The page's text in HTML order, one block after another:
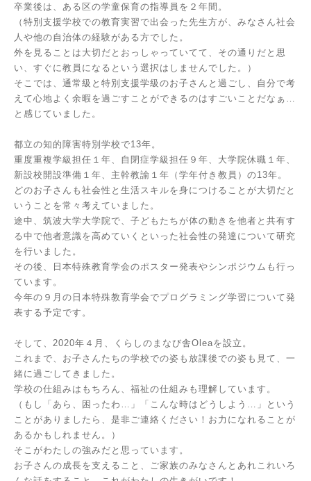
卒業後は、ある区の学童保育の指導員を２年間。
（特別支援学校での教育実習で出会った先生方が、みなさん社会
人や他の自治体の経験がある方でした。
外を見ることは大切だとおっしゃっていてて、その通りだと思
い、すぐに教員になるという選択はしませんでした。）
そこでは、通常級と特別支援学級のお子さんと過ごし、自分で考
えて心地よく余暇を過ごすことができるのはすごいことだなぁ…
と感じていました。
都立の知的障害特別学校で13年。
重度重複学級担任１年、自閉症学級担任９年、大学院休職１年、
新設校開設準備１年、主幹教諭１年（学年付き教員）の13年。
どのお子さんも社会性と生活スキルを身につけることが大切だと
いうことを常々考えていました。
途中、筑波大学大学院で、子どもたちが体の動きを他者と共有す
る中で他者意識を高めていくといった社会性の発達について研究
を行いました。
その後、日本特殊教育学会のポスター発表やシンポジウムも行っ
ています。
今年の９月の日本特殊教育学会でプログラミング学習について発
表する予定です。
そして、2020年４月、くらしのまなび舎Oleaを設立。
これまで、お子さんたちの学校での姿も放課後での姿も見て、一
緒に過ごしてきました。
学校の仕組みはもちろん、福祉の仕組みも理解しています。
（もし「あら、困ったわ…」「こんな時はどうしよう…」という
ことがありましたら、是非ご連絡ください！お力になれることが
あるかもしれません。）
そこがわたしの強みだと思っています。
お子さんの成長を支えること、ご家族のみなさんとあれこれいろ